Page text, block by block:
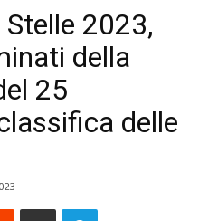
2023,
della
25
delle